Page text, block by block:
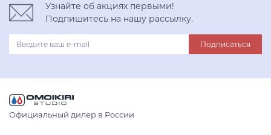
Узнайте об акциях первыми!
Подпишитесь на нашу рассылку.
Подписаться
Официальный дилер в России